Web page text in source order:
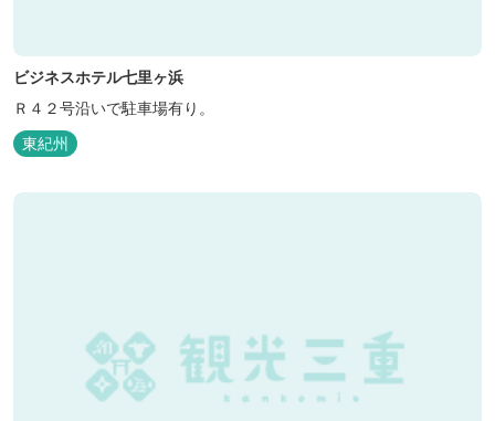
ビジネスホテル七里ヶ浜
Ｒ４２号沿いで駐車場有り。
東紀州